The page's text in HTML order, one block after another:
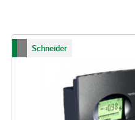
Schneider